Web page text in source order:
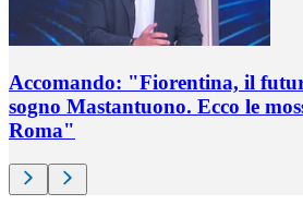
Accomando: "Fiorentina, il
sogno Mastantuono. Ecco le
Roma"